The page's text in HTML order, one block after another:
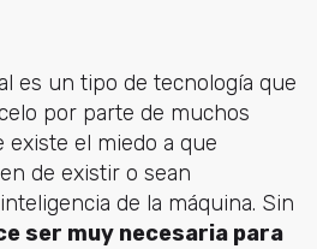
es un tipo de tecnología que
por parte de muchos
existe el miedo a que
de existir o sean
de la máquina. Sin
ser muy necesaria para